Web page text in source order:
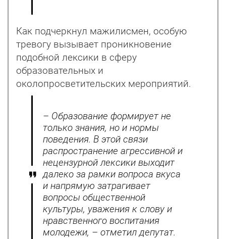
Как подчеркнул мажилисмен, особую
тревогу вызывает проникновение
подобной лексики в сферу
образовательных и
околопросветительских мероприятий.
– Образование формирует не
только знания, но и нормы
поведения. В этой связи
распространение агрессивной и
нецензурной лексики выходит
далеко за рамки вопроса вкуса
и напрямую затрагивает
вопросы общественной
культуры, уважения к слову и
нравственного воспитания
молодежи, – отметил депутат.